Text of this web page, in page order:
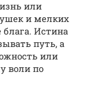
или
и мелких
Истина
путь, а
или
воли по